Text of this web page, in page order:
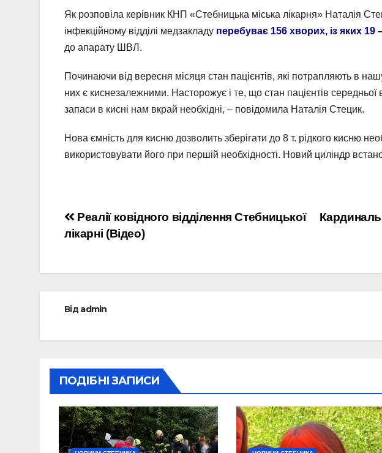
Як розповіла керівник КНП «Стебницька міська лікарня» Наталія
інфекційному відділі медзакладу перебуває 156 хворих, із яких 19
до апарату ШВЛ.
Починаючи від вересня місяця стан пацієнтів, які потрапляють в
них є киснезалежними. Насторожує і те, що стан пацієнтів середньої
запаси в кисні нам вкрай необхідні, – повідомила Наталія Стецик.
Нова ємність для кисню дозволить зберігати до 8 т. рідкого кисню
використовувати його при першій необхідності. Новий циліндр
Навігація
записів
Реалії ковідного відділення Стебницької
лікарні (Відео)
Відadmin
ПОДІБНІ ЗАПИСИ